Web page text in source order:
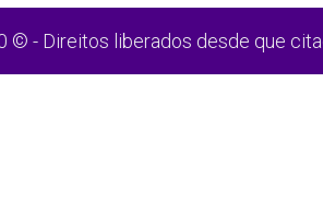
© - Direitos liberados desde que